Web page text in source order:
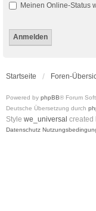
Meinen Online-Status
Startseite Foren-
Powered by phpBB® Forum
Deutsche Übersetzung durch
Style we_universal created
Datenschutz